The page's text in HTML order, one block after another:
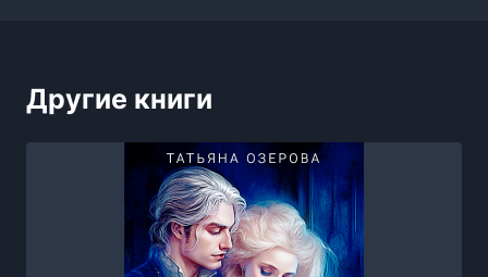
Другие книги